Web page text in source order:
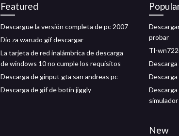
Featured
Descargue la versión completa de pc 2007
Dio za warudo gif descargar
La tarjeta de red inalámbrica de descarga
de windows 10 no cumple los requisitos
Descarga de ginput gta san andreas pc
Descarga de gif de botín jiggly
probar
Tl-
New